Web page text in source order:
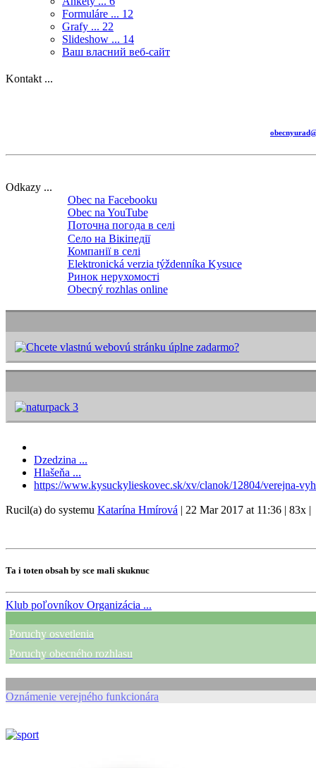
Formuláre ... 12
Grafy ... 22
Slideshow ... 14
Ваш власний веб-сайт
Kontakt ...
Odkazy ...
Obec na Facebooku
Obec na YouTube
Поточна погода в селі
Село на Вікіпедії
Компанії в селі
Elektronická verzia týždenníka Kysuce
Ринок нерухомості
Obecný rozhlas online
Dzedzina ...
Hlašeňa ...
https://www.kysuckylieskovec.sk/xv/clanok/12804/verejna-
Rucil(a) do systemu Katarína Hmírová | 22 Mar 2017 at 11:36 | 83x |
Ta i toten obsah by sce mali skuknuc
Klub poľovníkov Organizácia ...
Poruchy osvetlenia
Poruchy obecného rozhlasu
Oznámenie verejného funkcionára